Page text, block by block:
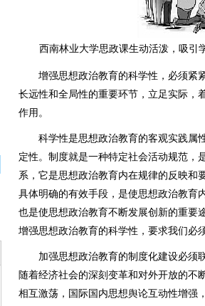
西南林业大学思政课生动活泼，吸引
增强思想政治教育的科学性，必须紧紧
长远性和全局性的重要环节，立足实际，
作用。
科学性是思想政治教育的客观实践属
定性。制度就是一种特定社会活动规范，
系，它是思想政治教育内在规律的反映和
具体明确的有效手段，是使思想政治教育
也是使思想政治教育不断发展创新的重要
增强思想政治教育的科学性，要求我们必
加强思想政治教育的制度化建设必须联
随着经济社会的深刻变革和对外开放的不
相互激荡，国际国内思想舆论互动性增强